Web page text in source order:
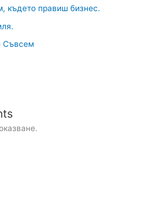
където правиш бизнес.
Съвсем